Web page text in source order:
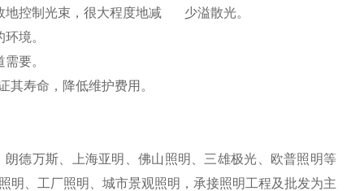
地控制光束，很大程度地减 少溢散光。
境。
要。
其寿命，降低维护费用。
德万斯、上海亚明、佛山照明、三雄极光、欧普照明等
明、工厂照明、城市景观照明，承接照明工程及批发为主